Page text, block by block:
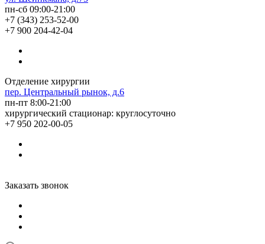
пн-сб 09:00-21:00
+7 (343) 253-52-00
+7 900 204-42-04
Отделение хирургии
пер. Центральный рынок, д.6
пн-пт 8:00-21:00
хирургический стационар: круглосуточно
+7 950 202-00-05
Заказать звонок